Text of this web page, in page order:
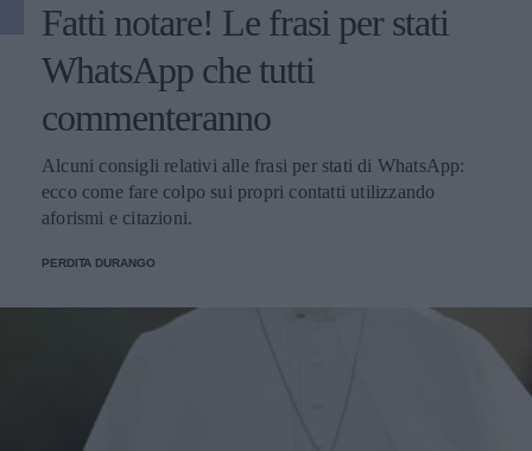
Fatti notare! Le frasi per stati
WhatsApp che tutti
commenteranno
Alcuni consigli relativi alle frasi per stati di WhatsApp:
ecco come fare colpo sui propri contatti utilizzando
aforismi e citazioni.
PERDITA DURANGO